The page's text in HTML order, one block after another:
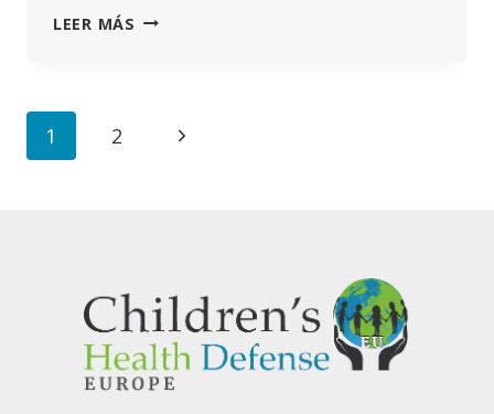
LEER MÁS LA
ESCLAVITUD
DIGITAL
PARA
CENTRALIZAR
E
Navegación
1 2
Siguiente